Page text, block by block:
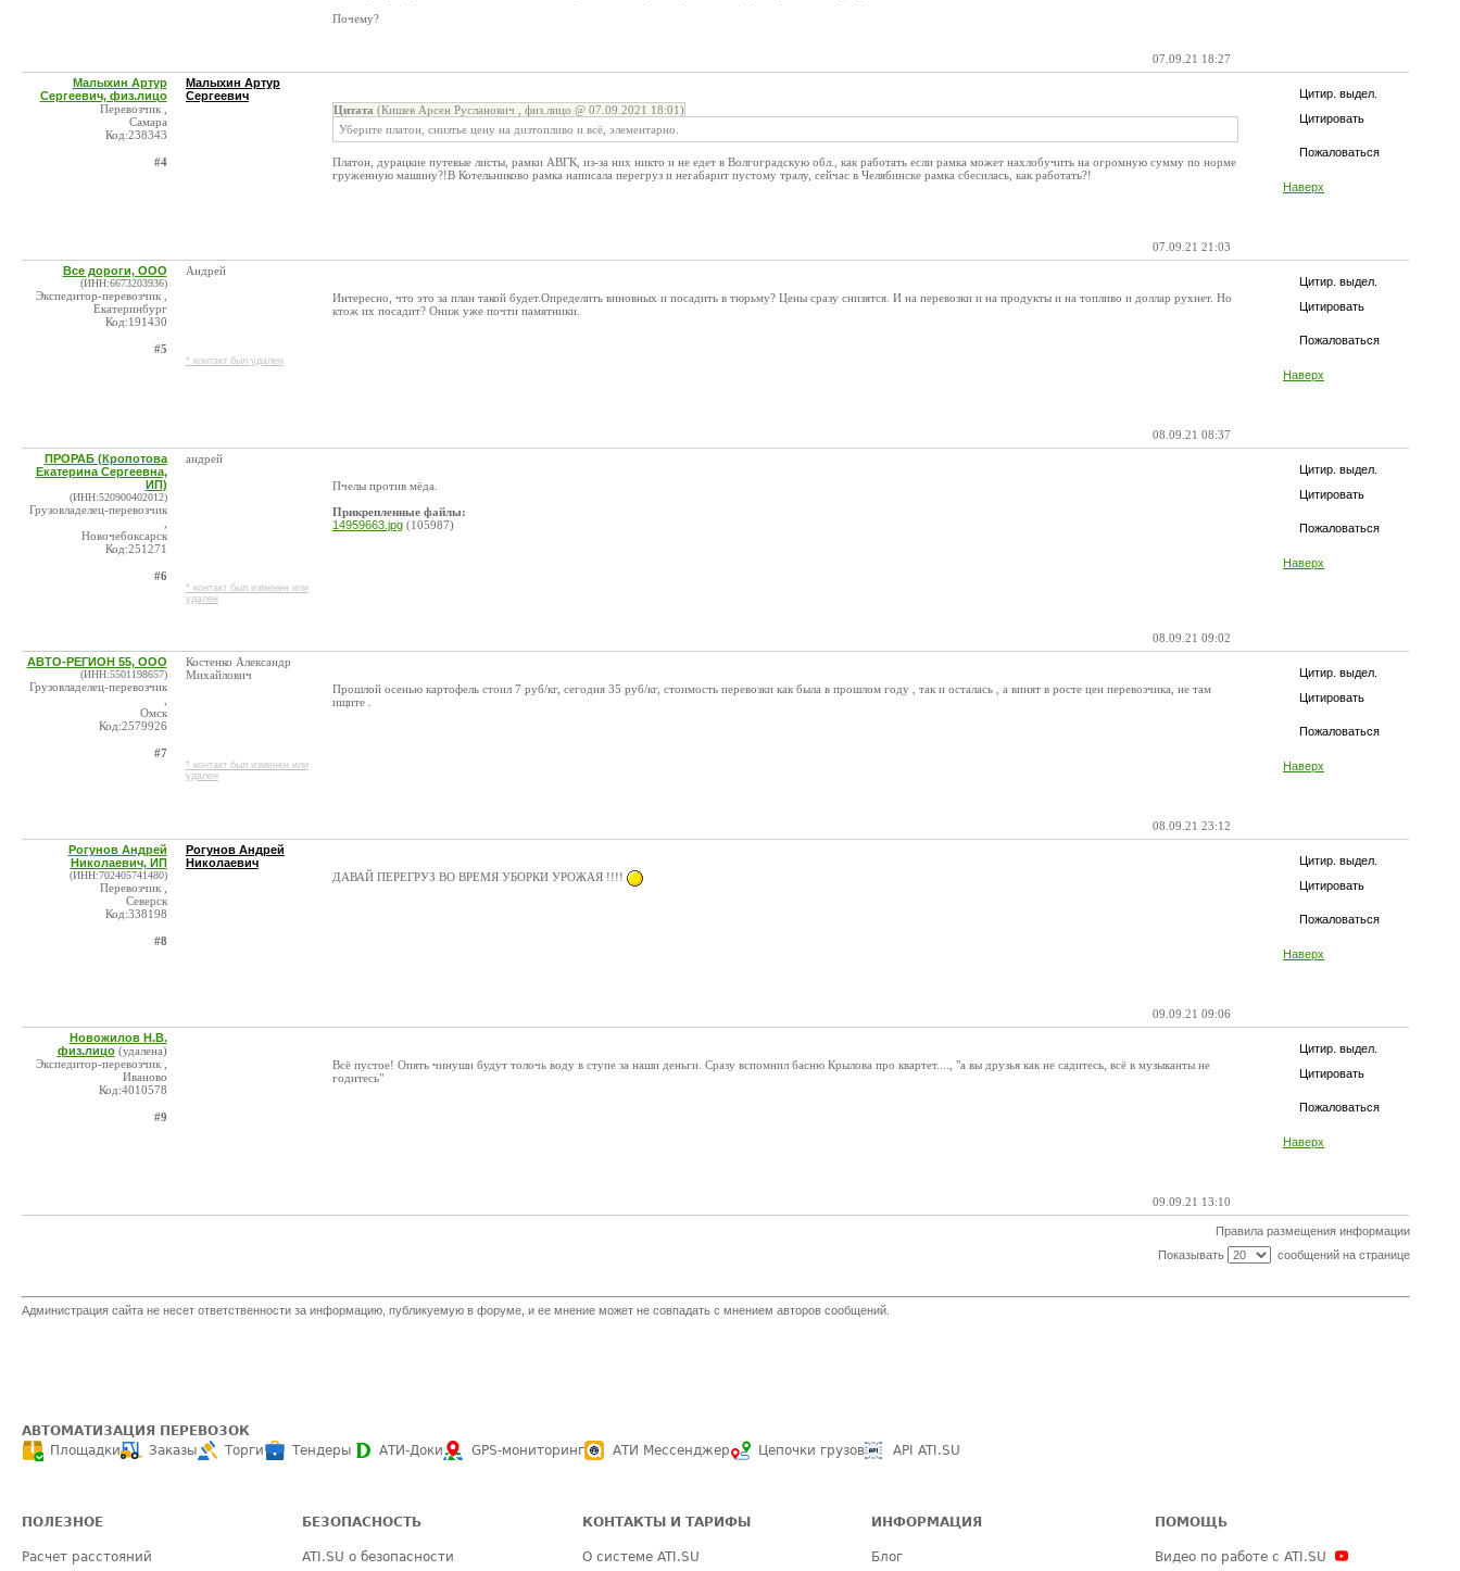
Почему?
07.09.21 18:27
Цитир. выдел.
Цитировать
Пожаловаться
Наверх
Малыхин Артур
Сергеевич, физ.лицо
Перевозчик ,
Самара
Код:238343
#4
Малыхин Артур
Сергеевич
Цитата (Кишев Арсен Русланович , физ.лицо @ 07.09.2021 18:01)
Уберите платон, снизтье цену на дизтопливо и всё, элементарно.
Платон, дурацкие путевые листы, рамки АВГК, из-за них никто и не едет в Волгоградскую обл., как работать если рамка может нахлобучить на огромную сумму по норме
груженную машину?!В Котельниково рамка написала перегруз и негабарит пустому тралу, сейчас в Челябинске рамка сбесилась, как работать?!
07.09.21 21:03
Цитир. выдел.
Цитировать
Пожаловаться
Наверх
Все дороги, ООО
(ИНН:6673203936)
Экспедитор-перевозчик ,
Екатеринбург
Код:191430
#5
Андрей
* контакт был удален
Интересно, что это за план такой будет.Определить виновных и посадить в тюрьму? Цены сразу снизятся. И на перевозки и на продукты и на топливо и доллар рухнет. Но
ктож их посадит? Ониж уже почти памятники.
08.09.21 08:37
Цитир. выдел.
Цитировать
Пожаловаться
Наверх
ПРОРАБ (Кропотова
Екатерина Сергеевна,
ИП)
(ИНН:520900402012)
Грузовладелец-перевозчик
Новочебоксарск
Код:251271
#6
андрей
* контакт был изменен или
удален
Пчелы против мёда.
Прикрепленные файлы:
14959663.jpg (105987)
08.09.21 09:02
Цитир. выдел.
Цитировать
Пожаловаться
Наверх
АВТО-РЕГИОН 55, ООО
(ИНН:5501198657)
Грузовладелец-перевозчик
Омск
Код:2579926
#7
Костенко Александр
Михайлович
* контакт был изменен или
удален
Прошлой осенью картофель стоил 7 руб/кг, сегодня 35 руб/кг, стоимость перевозки как была в прошлом году , так и осталась , а винят в росте цен перевозчика, не там
ищите .
08.09.21 23:12
Цитир. выдел.
Цитировать
Пожаловаться
Наверх
Рогунов Андрей
Николаевич, ИП
(ИНН:702405741480)
Перевозчик ,
Северск
Код:338198
#8
Рогунов Андрей
Николаевич
ДАВАЙ ПЕРЕГРУЗ ВО ВРЕМЯ УБОРКИ УРОЖАЯ !!!!
09.09.21 09:06
Цитир. выдел.
Цитировать
Пожаловаться
Наверх
Новожилов Н.В.
физ.лицо (удалена)
Экспедитор-перевозчик ,
Иваново
Код:4010578
#9
Всё пустое! Опять чинуши будут толочь воду в ступе за наши деньги. Сразу вспомнил басню Крылова про квартет...., "а вы друзья как не садитесь, всё в музыканты не
годитесь"
09.09.21 13:10
Правила размещения информации
Показывать
сообщений на странице
Администрация сайта не несет ответственности за информацию, публикуемую в форуме, и ее мнение может не совпадать с мнением авторов сообщений.
АВТОМАТИЗАЦИЯ ПЕРЕВОЗОК
Площадки
Заказы Торги Тендеры АТИ-Доки GPS-мониторинг АТИ Мессенджер Цепочки грузов API ATI.SU
ПОЛЕЗНОЕ
Расчет расстояний
БЕЗОПАСНОСТЬ
ATI.SU о безопасности
КОНТАКТЫ И ТАРИФЫ
О системе ATI.SU
ИНФОРМАЦИЯ
Блог
ПОМОЩЬ
Видео по работе с ATI.SU